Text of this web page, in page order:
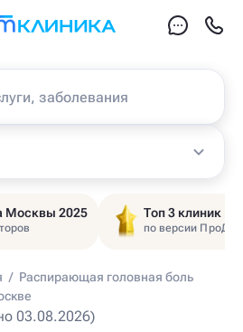
заболевания
Москвы 2025 Топ 3 клиник
по версии
/ Распирающая головная боль
03.08.2026)